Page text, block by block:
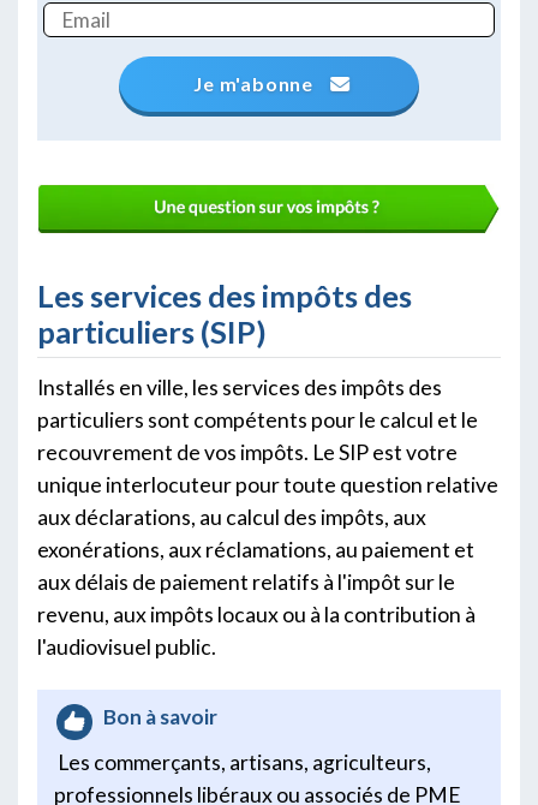
Je m'abonne
Les services des impôts des
particuliers (SIP)
Installés en ville, les services des impôts des
particuliers sont compétents pour le calcul et le
recouvrement de vos impôts. Le SIP est votre
unique interlocuteur pour toute question relative
aux déclarations, au calcul des impôts, aux
exonérations, aux réclamations, au paiement et
aux délais de paiement relatifs à l'impôt sur le
revenu, aux impôts locaux ou à la contribution à
l'audiovisuel public.
Bon à savoir
Les commerçants, artisans, agriculteurs,
professionnels libéraux ou associés de PME